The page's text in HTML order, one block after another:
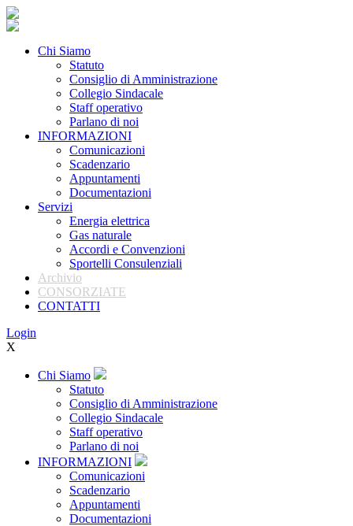
Chi Siamo
Statuto
Consiglio di Amministrazione
Collegio Sindacale
Staff operativo
Parlano di noi
INFORMAZIONI
Comunicazioni
Scadenzario
Appuntamenti
Documentazioni
Servizi
Energia elettrica
Gas naturale
Accordi e Convenzioni
Sportelli Consulenziali
Archivio
CONSORZIATE
CONTATTI
Login
X
Chi Siamo
Statuto
Consiglio di Amministrazione
Collegio Sindacale
Staff operativo
Parlano di noi
INFORMAZIONI
Comunicazioni
Scadenzario
Appuntamenti
Documentazioni